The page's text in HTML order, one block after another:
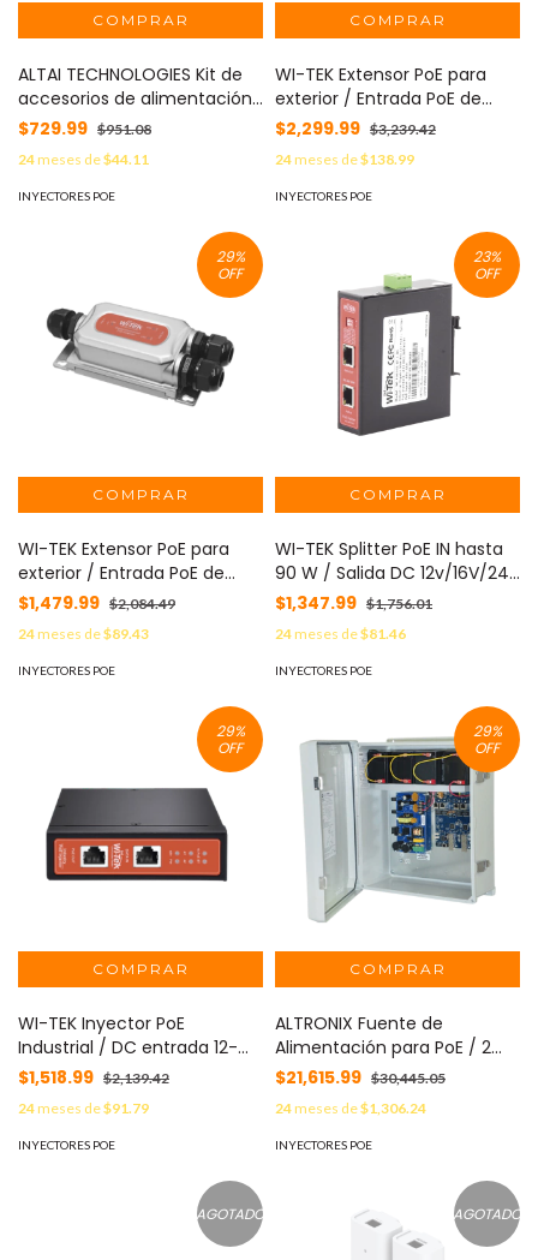
ALTAI TECHNOLOGIES Kit de
accesorios de alimentación
para puntos de acceso
Series C1´s de Altai Super WiFi
MOD: SD.PE-C1N1-US
$729.99 $951.08
24meses de$44.11
INYECTORES POE
WI-TEK Extensor PoE para
exterior / Entrada PoE de
90W y 2 salidas PoE de 60W
y 30W / Protección IP68
MOD: WIPOE22EO
$2,299.99 $3,239.42
24meses de$138.99
INYECTORES POE
29%
OFF
WI-TEK Extensor PoE para
exterior / Entrada PoE de
60W y 2 salidas PoE de 30W /
Protección IP68 MOD:
WIPOE21EO
$1,479.99 $2,084.49
24meses de$89.43
INYECTORES POE
23%
OFF
WI-TEK Splitter PoE IN hasta
90 W / Salida DC 12v/16V/24v
o 48V / Carcasa metálica /
Industrial soporte para riel
DIN / Aplicaciones CCTV
MOD: WIPOE55SBTIDC
$1,347.99 $1,756.01
24meses de$81.46
INYECTORES POE
29%
OFF
WI-TEK Inyector PoE
Industrial / DC entrada 12-
57V / PoE salida de Hasta
90W / Carcasa de Metal /
Riel DIN / Aplicaciones CCTV
MOD: WIPOE58BTIDC
$1,518.99 $2,139.42
24meses de$91.79
INYECTORES POE
29%
OFF
ALTRONIX Fuente de
Alimentación para PoE / 2
Entradas 1G Fiber SFP / 4
Salidas 10/100/1000 PoE/PoE+
configurable para 2 Salidas
60W Hi-PoE / Nema IP66 /
de respaldo / Requiere
batería MOD: NETWAY-SP4-
$21,615.99 $30,445.05
24meses de$1,306.24
INYECTORES POE
AGOTADO AGOTADO